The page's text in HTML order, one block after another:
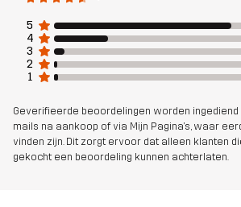
Materiál 1
Materiál 2 94% Polyamide, 6%
Mesh
95% Polyester
Polyester
5
4
3
2
1
Geverifieerde beoordelingen worden
mails na aankoop of via Mijn Pagina's, waar
vinden zijn. Dit zorgt ervoor dat alleen klanten
gekocht een beoordeling kunnen achterlaten.